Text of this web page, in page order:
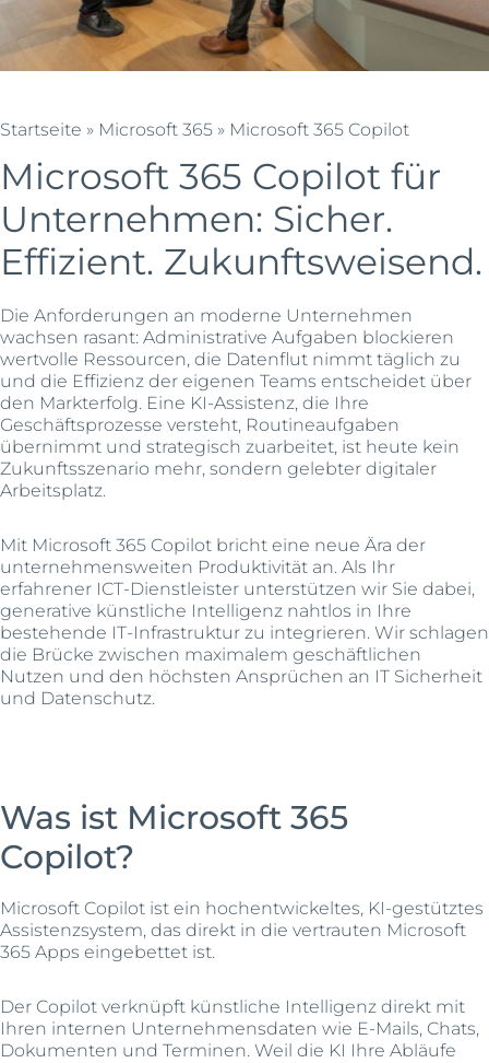
Startseite » Microsoft 365 » Microsoft 365 Copilot
Microsoft 365 Copilot für
Unternehmen: Sicher.
Effizient. Zukunftsweisend.
Die Anforderungen an moderne Unternehmen
wachsen rasant: Administrative Aufgaben blockieren
wertvolle Ressourcen, die Datenflut nimmt täglich zu
und die Effizienz der eigenen Teams entscheidet über
den Markterfolg. Eine KI-Assistenz, die Ihre
Geschäftsprozesse versteht, Routineaufgaben
übernimmt und strategisch zuarbeitet, ist heute kein
Zukunftsszenario mehr, sondern gelebter digitaler
Arbeitsplatz.
Mit Microsoft 365 Copilot bricht eine neue Ära der
unternehmensweiten Produktivität an. Als Ihr
erfahrener ICT-Dienstleister unterstützen wir Sie dabei,
generative künstliche Intelligenz nahtlos in Ihre
bestehende IT-Infrastruktur zu integrieren. Wir schlagen
die Brücke zwischen maximalem geschäftlichen
Nutzen und den höchsten Ansprüchen an IT Sicherheit
und Datenschutz.
Was ist Microsoft 365
Copilot?
Microsoft Copilot ist ein hochentwickeltes, KI-gestütztes
Assistenzsystem, das direkt in die vertrauten Microsoft
365 Apps eingebettet ist.
Der Copilot verknüpft künstliche Intelligenz direkt mit
Ihren internen Unternehmensdaten wie E-Mails, Chats,
Dokumenten und Terminen. Weil die KI Ihre Abläufe